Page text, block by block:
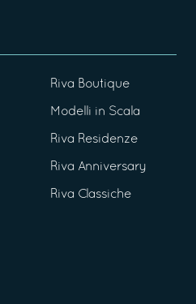
Riva Boutique
Modelli in Scala
Riva Residenze
Riva Anniversary
Riva Classiche